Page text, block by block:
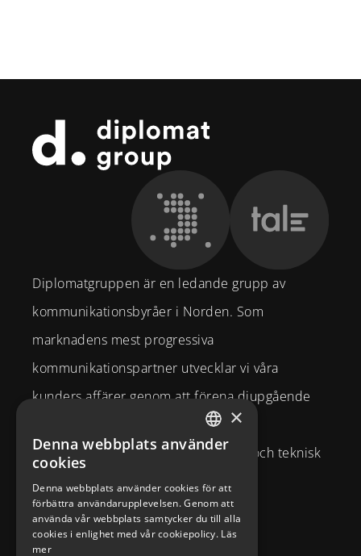
Sidfot
Diplomatgruppen är en ledande grupp av
kommunikationsbyråer i Norden. Som
marknadens mest progressiva
kommunikationspartner utvecklar vi våra
kunders affärer genom att förena djupgående
strategisk affärsförståelse och
varumärkesexpertis med kreativitet och teknisk
kompetens.
Brahegatan 10
114 37 Stockholm
SWEDISH
×
Denna webbplats använder
cookies
Denna webbplats använder cookies för att
förbättra användarupplevelsen. Genom att
använda vår webbplats samtycker du till alla
cookies i enlighet med vår cookiepolicy. Läs
mer